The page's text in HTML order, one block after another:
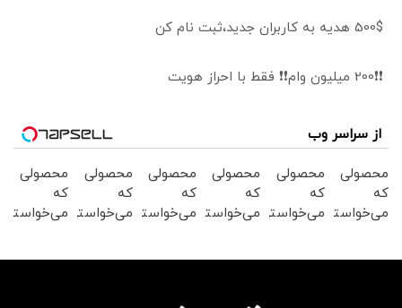
500$ هدیه به کاربران جدید،ثبت نام کن
❗❗200 میلیون وام❗❗ فقط با احراز هویت
از سراسر وب
محصولی
که
می‌خواستی
محصولی
که
می‌خواستی
محصولی
که
می‌خواستی
محصولی
که
می‌خواستی
محصولی
که
می‌خواستی
محصولی
که
می‌خواستی